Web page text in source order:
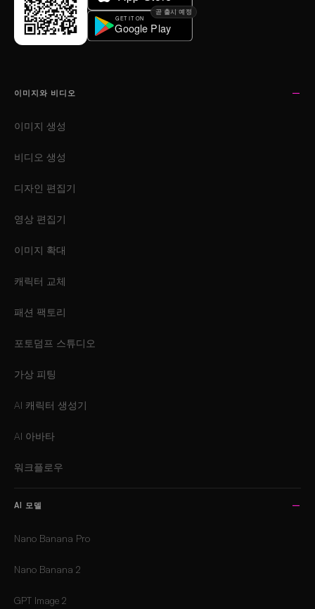
곧 출시 예정
이미지와 비디오
이미지 생성
비디오 생성
디자인 편집기
영상 편집기
이미지 확대
캐릭터 교체
패션 팩토리
포토덤프 스튜디오
가상 피팅
AI 캐릭터 생성기
AI 아바타
워크플로우
AI 모델
Nano Banana Pro
Nano Banana 2
GPT Image 2